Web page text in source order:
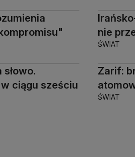
nie
ŚWIAT
ciągu sześciu
Zarif:
ŚWIAT